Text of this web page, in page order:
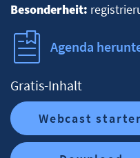
Besonderheit:
Agenda
Gratis-Inhalt
Webcast